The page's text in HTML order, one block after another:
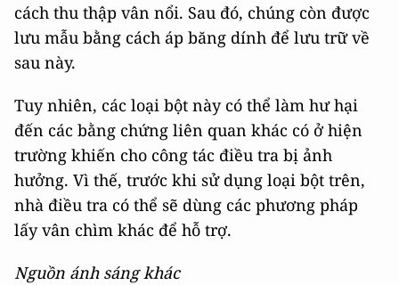
cách thu thập vân nổi. Sau đó, chúng còn được
lưu mẫu bằng cách áp băng dính để lưu trữ về
sau này.
Tuy nhiên, các loại bột này có thể làm hư hại
đến các bằng chứng liên quan khác có ở hiện
trường khiến cho công tác điều tra bị ảnh
hưởng. Vì thế, trước khi sử dụng loại bột trên,
nhà điều tra có thể sẽ dùng các phương pháp
lấy vân chìm khác để hỗ trợ.
Nguồn ánh sáng khác